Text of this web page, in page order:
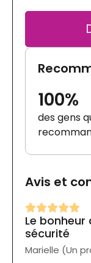
100%
des gens
Avis et
Le
sécurité
Marielle (Un